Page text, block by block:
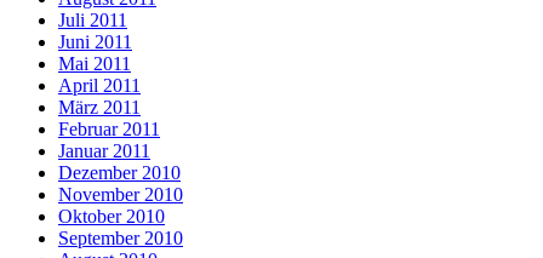
Juli 2011
Juni 2011
Mai 2011
April 2011
März 2011
Februar 2011
Januar 2011
Dezember 2010
November 2010
Oktober 2010
September 2010